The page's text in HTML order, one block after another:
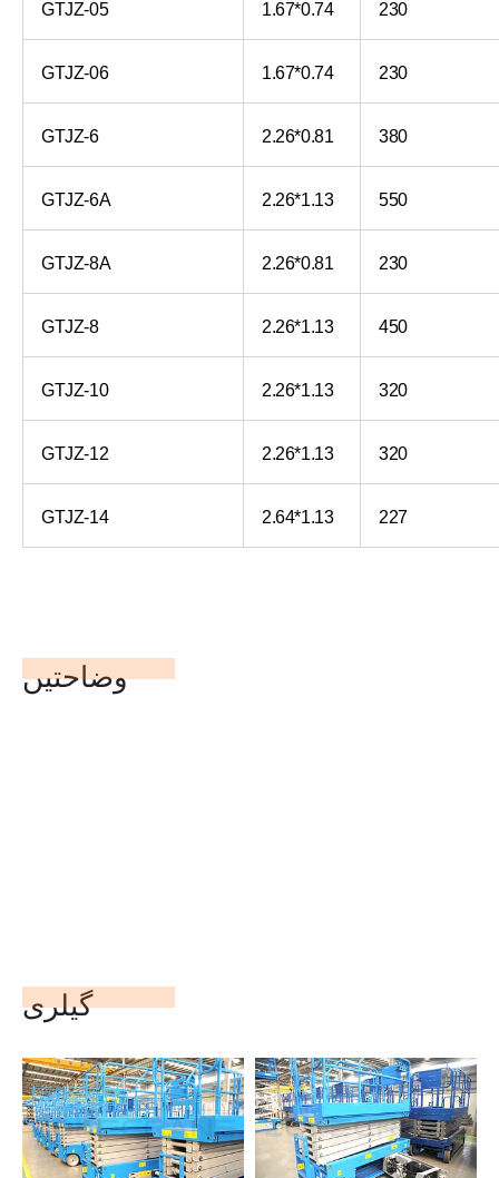
GTJZ-05 1.67*0.74 230
GTJZ-06 1.67*0.74 230
GTJZ-6 2.26*0.81 380
GTJZ-6A 2.26*1.13 550
GTJZ-8A 2.26*0.81 230
GTJZ-8 2.26*1.13 450
GTJZ-10 2.26*1.13 320
GTJZ-12 2.26*1.13 320
GTJZ-14 2.64*1.13 227
وضاحتیں
گیلری